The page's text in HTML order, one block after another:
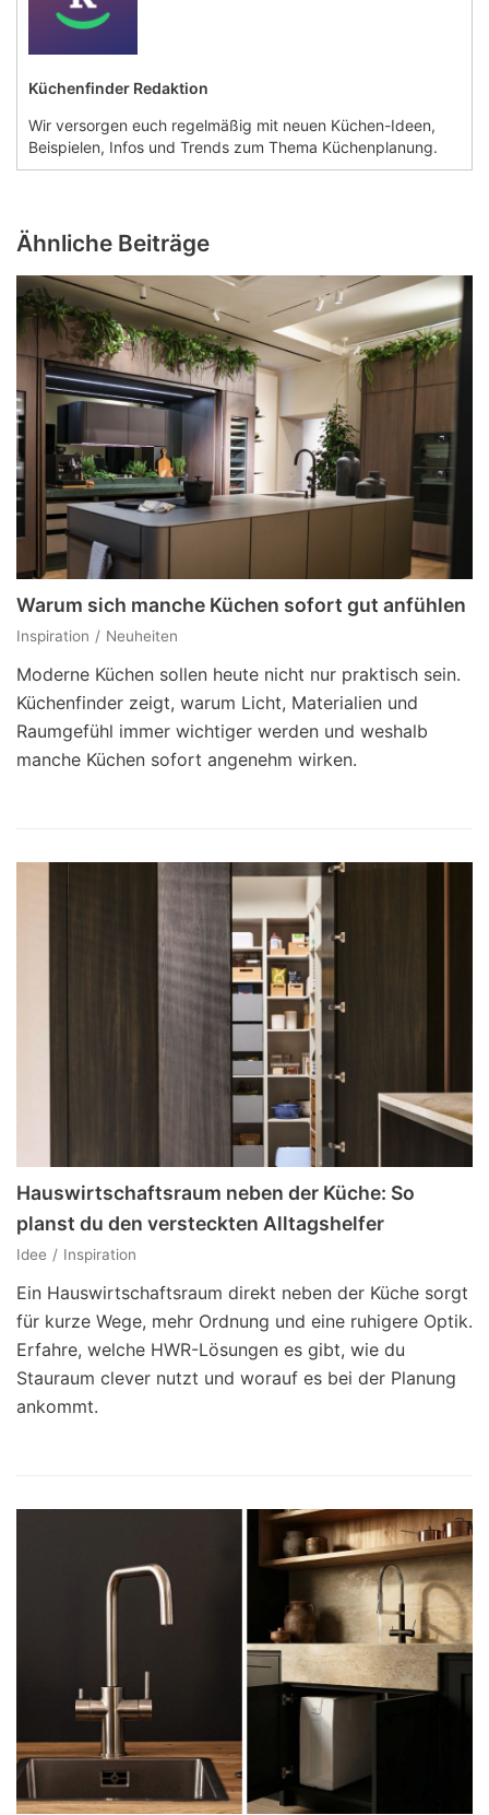
Küchenfinder Redaktion
Wir versorgen euch regelmäßig mit neuen Küchen-Ideen,
Beispielen, Infos und Trends zum Thema Küchenplanung.
Ähnliche Beiträge
Warum sich manche Küchen sofort gut anfühlen
Inspiration Neuheiten
Moderne Küchen sollen heute nicht nur praktisch sein.
Küchenfinder zeigt, warum Licht, Materialien und
Raumgefühl immer wichtiger werden und weshalb
manche Küchen sofort angenehm wirken.
Hauswirtschaftsraum neben der Küche: So
planst du den versteckten Alltagshelfer
Idee Inspiration
Ein Hauswirtschaftsraum direkt neben der Küche sorgt
für kurze Wege, mehr Ordnung und eine ruhigere Optik.
Erfahre, welche HWR-Lösungen es gibt, wie du
Stauraum clever nutzt und worauf es bei der Planung
ankommt.